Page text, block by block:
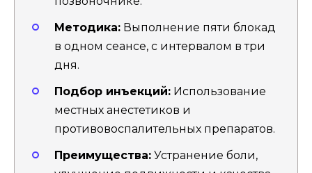
Методика: Выполнение пяти блокад
в одном сеансе, с интервалом в три
дня.
Подбор инъекций: Использование
местных анестетиков и
противовоспалительных препаратов.
Преимущества: Устранение боли,